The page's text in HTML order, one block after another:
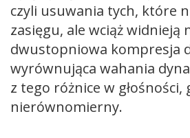
czyli usuwania tych, które
zasięgu, ale wciąż widnieją
dwustopniowa kompresja
wyrównująca wahania
z tego różnice w głośności,
nierównomierny.